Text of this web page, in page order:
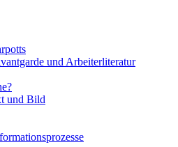
und Arbeiterliteratur
und Bild